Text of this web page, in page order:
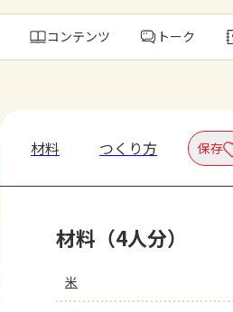
コンテンツ トーク
材料 つくり方 保存
材料（4人分）
米